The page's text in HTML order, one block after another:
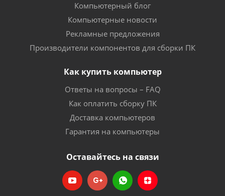
Компьютерный блог
Компьютерные новости
Рекламные предложения
Производители компонентов для сборки ПК
Как купить компьютер
Ответы на вопросы – FAQ
Как оплатить сборку ПК
Доставка компьютеров
Гарантия на компьютеры
Оставайтесь на связи